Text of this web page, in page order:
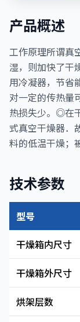
产品概述
工作原理所谓真
湿，则加快了干
用冷凝器，节省
对一定的传热量
热损失少。◎在
式真空干燥器．
料的低温干燥；
技术参数
型号
干燥箱内尺寸
干燥箱外尺寸
烘架层数